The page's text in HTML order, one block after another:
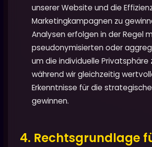
unserer Website und die
Marketingkampagnen zu
Analysen erfolgen in der Regel
pseudonymisierten oder
um die individuelle Privatsphäre
während wir gleichzeitig
Erkenntnisse für die
gewinnen.
4. Rechtsgrundlage